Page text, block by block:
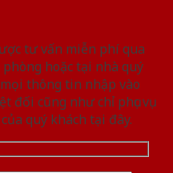
tư vấn miễn phí qua
hoặc tại nhà quý
thông tin nhập vào
cũng như chỉ phục vụ
quý khách tại đây.